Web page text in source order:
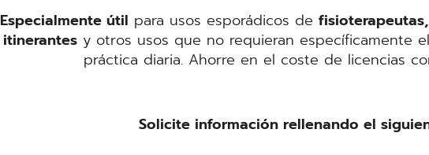
Especialmente útil para usos esporádicos de
itinerantes y otros usos que no requieran específicamente
práctica diaria. Ahorre en el coste de licencias
Solicite información rellenando el